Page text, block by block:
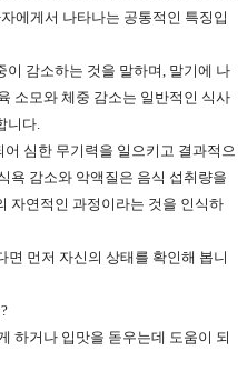
에게서 나타나는 공통적인 특징입
감소하는 것을 말하며, 말기에 나
소모와 체중 감소는 일반적인 식사
니다.
심한 무기력을 일으키고 결과적으
욕 감소와 악액질은 음식 섭취량을
자연적인 과정이라는 것을 인식하
면 먼저 자신의 상태를 확인해 봅니
하거나 입맛을 돋우는데 도움이 되